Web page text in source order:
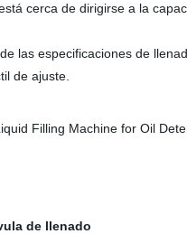
cerca de dirigirse a la
las especificaciones de
de ajuste.
de llenado